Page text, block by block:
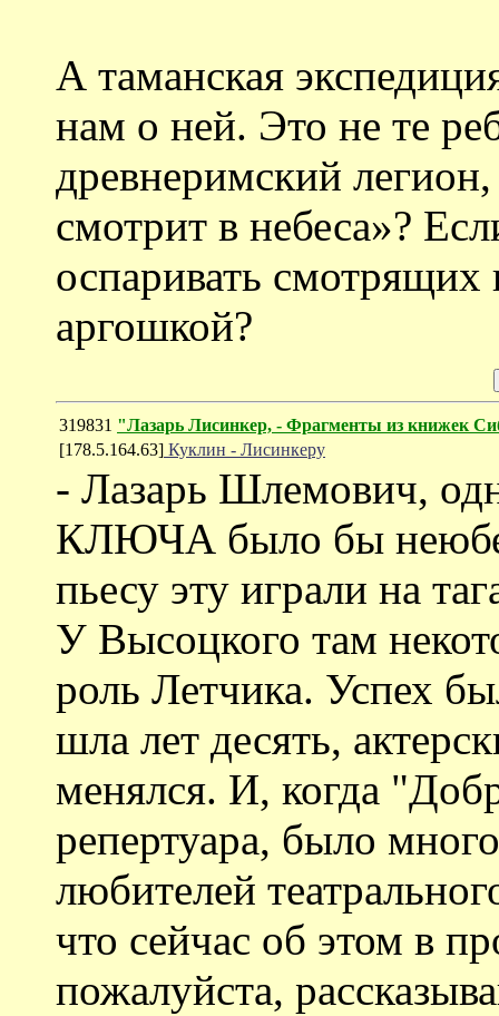
А таманская
нам о ней. Это не те
древнеримский
смотрит в небеса»?
оспаривать смотрящих
аргошкой?
319831 "Лазарь Лисинкер, - Фрагменты из книжек
[178.5.164.63] Куклин - Лисинкеру
- Лазарь Шлемович,
КЛЮЧА было бы
пьесу эту играли на
У Высоцкого там
роль Летчика. Успех
шла лет десять,
менялся. И, когда
репертуара, было
любителей
что сейчас об этом в
пожалуйста,